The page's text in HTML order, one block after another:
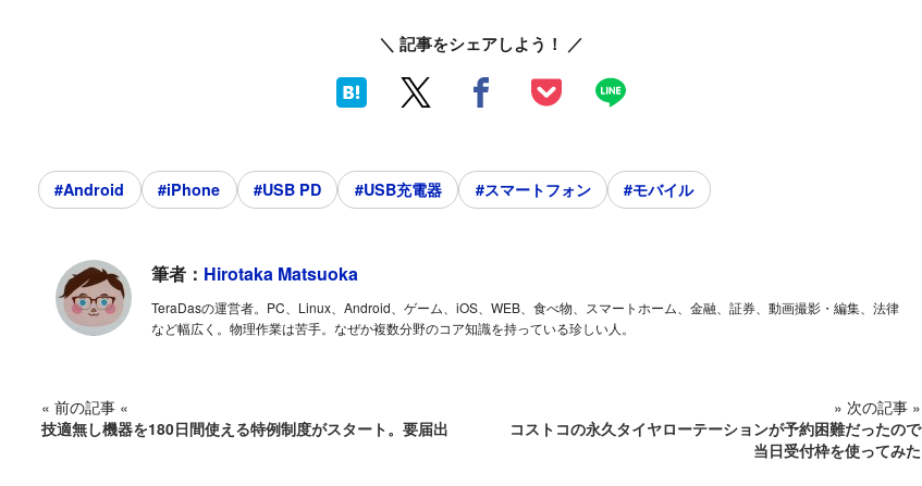
＼ 記事をシェアしよう！ ／
#Android #iPhone #USB PD #USB充電器 #スマートフォン #モバイル
筆者： Hirotaka Matsuoka
TeraDasの運営者。PC、Linux、Android、ゲーム、iOS、WEB、食べ物、スマートホーム、金融、証券、動画撮影・編集、法律
など幅広く。物理作業は苦手。なぜか複数分野のコア知識を持っている珍しい人。
« 前の記事 «
技適無し機器を180日間使える特例制度がスタート。要届出
» 次の記事 »
コストコの永久タイヤローテーションが予約困難だったので
当日受付枠を使ってみた